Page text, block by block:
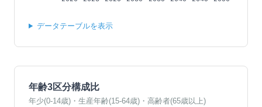
データテーブルを表示
年齢3区分構成比
年少(0-14歳)・生産年齢(15-64歳)・高齢者(65歳以上)